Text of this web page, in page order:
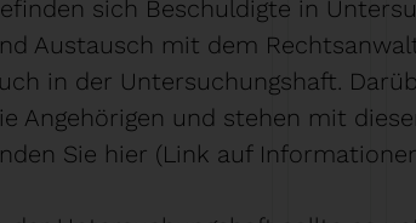
sich Beschuldigte in
Austausch mit dem
in der Untersuchungshaft.
Angehörigen und stehen mit
Sie hier (Link auf